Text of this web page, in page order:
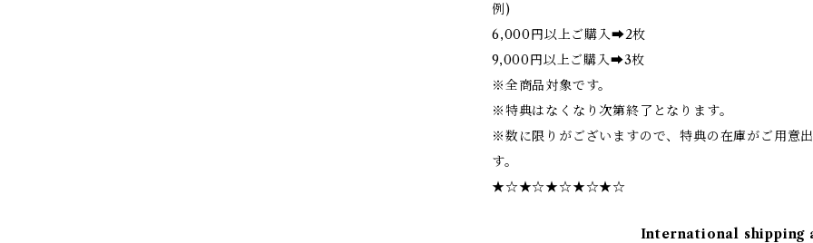
例)
6,000円以上ご購入➡2枚
9,000円以上ご購入➡3枚
※全商品対象です。
※特典はなくなり次第終了となります。
※数に限りがございますので、特典の在庫がご用意
す。
★☆★☆★☆★☆★☆
International shipping